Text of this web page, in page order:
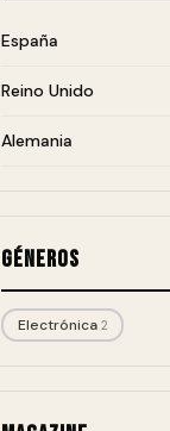
España
Reino Unido
Alemania
Géneros
Electrónica 2